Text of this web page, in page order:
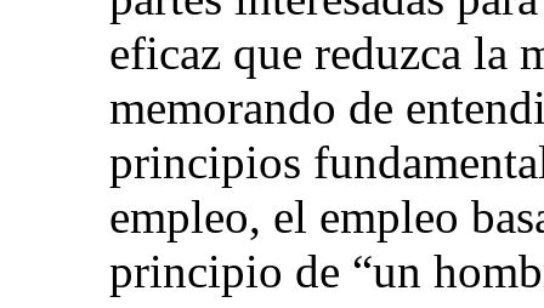
eficaz que reduzca la
memorando de
principios
empleo, el empleo
principio de “un